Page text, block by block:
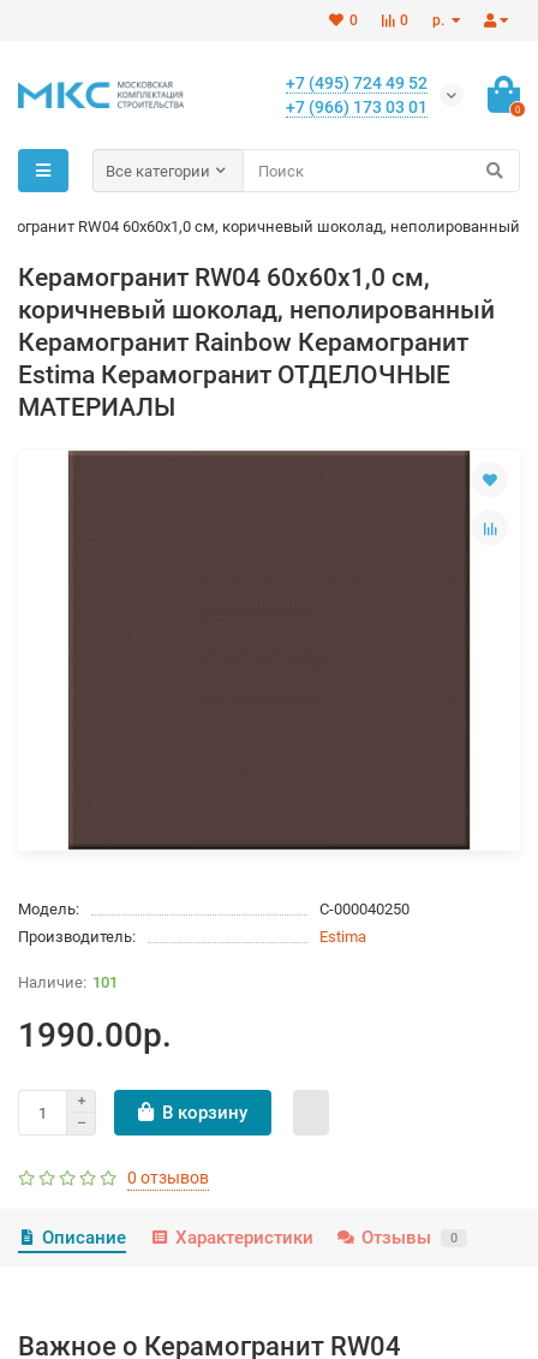
р.
0
0
+7 (495) 724 49 52
+7 (966) 173 03 01
0
Все категории
RW04 60x60x1,0 см, коричневый шоколад, неполированный
Керамогранит RW04 60x60x1,0 см,
коричневый шоколад, неполированный
Керамогранит Rainbow Керамогранит
Estima Керамогранит ОТДЕЛОЧНЫЕ
МАТЕРИАЛЫ
Модель:
С-000040250
Производитель:
Estima
101
1990.00р.
В корзину
0 отзывов
Описание Характеристики Отзывы 0
Важное о Керамогранит RW04